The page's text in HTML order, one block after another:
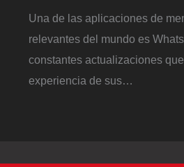
Una de las aplicaciones de
relevantes del mundo es
constantes actualizaciones
experiencia de sus…